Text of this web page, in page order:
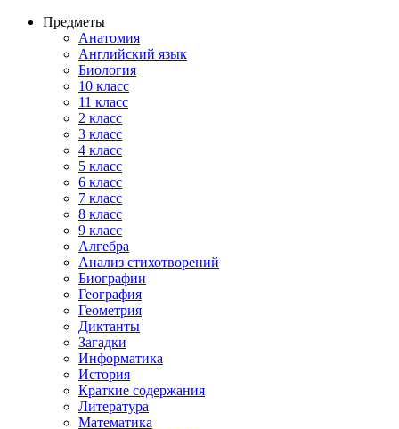
Предметы
Анатомия
Английский язык
Биология
10 класс
11 класс
2 класс
3 класс
4 класс
5 класс
6 класс
7 класс
8 класс
9 класс
Алгебра
Анализ стихотворений
Биографии
География
Геометрия
Диктанты
Загадки
Информатика
История
Краткие содержания
Литература
Математика